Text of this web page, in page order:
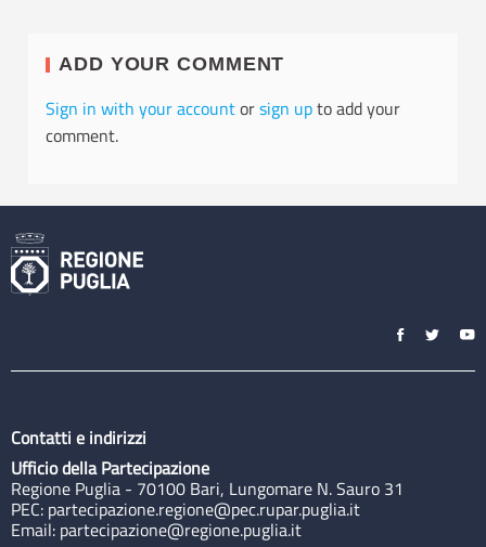
ADD YOUR COMMENT
Sign in with your accountorsign upto add your
comment.
Contatti e indirizzi
Ufficio della Partecipazione
Regione Puglia - 70100 Bari, Lungomare N. Sauro 31
PEC: partecipazione.regione@pec.rupar.puglia.it
Email: partecipazione@regione.puglia.it